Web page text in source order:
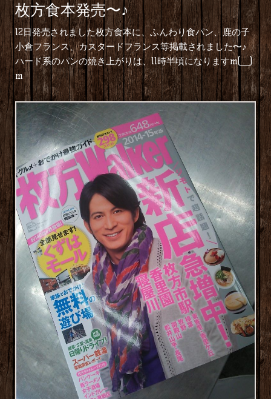
枚方食本発売〜♪
12日発売されました枚方食本に、ふんわり食パン、鹿の子
小倉フランス、カスタードフランス等掲載されました〜♪
ハード系のパンの焼き上がりは、11時半頃になりますm(__)
m